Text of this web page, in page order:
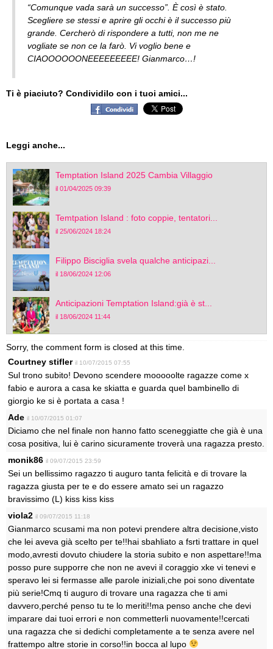
“Comunque vada sarà un successo”. È così è stato.
Scegliere se stessi e aprire gli occhi è il successo più
grande. Cercherò di rispondere a tutti, non me ne
vogliate se non ce la farò. Vi voglio bene e
CIAOOOOOONEEEEEEEEE! Gianmarco…!
Ti è piaciuto? Condividilo con i tuoi amici...
Leggi anche...
Temptation Island 2025 Cambia Villaggio
il 01/04/2025 09:39
Temtpation Island : foto coppie, tentatori...
il 25/06/2024 18:24
Filippo Bisciglia svela qualche anticipazi...
il 18/06/2024 12:06
Anticipazioni Temptation Island:già è st...
il 18/06/2024 11:44
Sorry, the comment form is closed at this time.
Courtney stifler il 10/07/2015 07:55
Sul trono subito! Devono scendere mooooolte ragazze come x
fabio e aurora a casa ke skiatta e guarda quel bambinello di
giorgio ke si è portata a casa !
Ade il 10/07/2015 01:07
Diciamo che nel finale non hanno fatto sceneggiatte che già è una
cosa positiva, lui è carino sicuramente troverà una ragazza presto.
monik86 il 09/07/2015 23:59
Sei un bellissimo ragazzo ti auguro tanta felicità e di trovare la
ragazza giusta per te e do essere amato sei un ragazzo
bravissimo (L) kiss kiss kiss
viola2 il 09/07/2015 11:18
Gianmarco scusami ma non potevi prendere altra decisione,visto
che lei aveva già scelto per te!!hai sbahliato a fsrti trattare in quel
modo,avresti dovuto chiudere la storia subito e non aspettare!!ma
posso pure supporre che non ne avevi il coraggio xke vi tenevi e
speravo lei si fermasse alle parole iniziali,che poi sono diventate
più serie!Cmq ti auguro di trovare una ragazza che ti ami
davvero,perché penso tu te lo meriti!!ma penso anche che devi
imparare dai tuoi errori e non commetterli nuovamente!!cercati
una ragazza che si dedichi completamente a te senza avere nel
frattempo altre storie in corso!!in bocca al lupo